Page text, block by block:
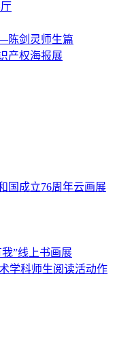
陈剑灵师生篇
产权海报展
国成立76周年云画展
”线上书画展
学科师生阅读活动作